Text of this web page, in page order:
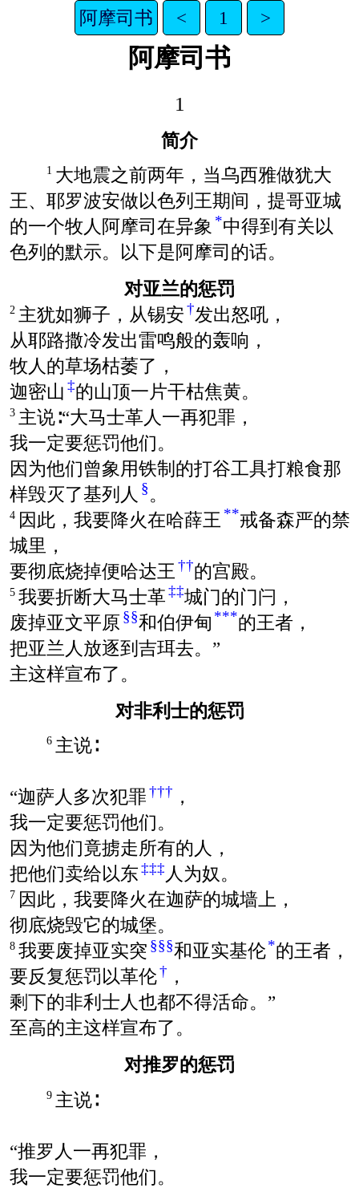
阿摩司书 < 1 >
阿摩司书
1
简介
1 大地震之前两年，当乌西雅做犹大
王、耶罗波安做以色列王期间，提哥亚城
的一个牧人阿摩司在异象 *中得到有关以
色列的默示。以下是阿摩司的话。
对亚兰的惩罚
2 主犹如狮子，从锡安†发出怒吼，
从耶路撒冷发出雷鸣般的轰响，
牧人的草场枯萎了，
迦密山 ‡的山顶一片干枯焦黄。
3 主说∶“大马士革人一再犯罪，
我一定要惩罚他们。
因为他们曾象用铁制的打谷工具打粮食那
样毁灭了基列人 §。
4 因此，我要降火在哈薛王 **戒备森严的禁
城里，
要彻底烧掉便哈达王 ††的宫殿。
5 我要折断大马士革‡‡城门的门闩，
废掉亚文平原 §§和伯伊甸 ***的王者，
把亚兰人放逐到吉珥去。”
主这样宣布了。
对非利士的惩罚
6 主说∶
“迦萨人多次犯罪††† ，
我一定要惩罚他们。
因为他们竟掳走所有的人，
把他们卖给以东‡‡‡人为奴。
7 因此，我要降火在迦萨的城墙上，
彻底烧毁它的城堡。
8 我要废掉亚实突 §§§和亚实基伦*的王者，
要反复惩罚以革伦† ，
剩下的非利士人也都不得活命。”
至高的主这样宣布了。
对推罗的惩罚
9 主说∶
“推罗人一再犯罪，
我一定要惩罚他们。